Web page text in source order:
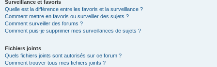
Surveillance et favoris
Quelle est la différence entre les favoris et la surveillance ?
Comment mettre en favoris ou surveiller des sujets ?
Comment surveiller des forums ?
Comment puis-je supprimer mes surveillances de sujets ?
Fichiers joints
Quels fichiers joints sont autorisés sur ce forum ?
Comment trouver tous mes fichiers joints ?